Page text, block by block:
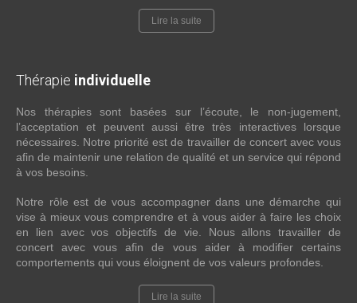
Lire la suite
Thérapie individuelle
Nos thérapies sont basées sur l’écoute, le non-jugement,
l’acceptation et peuvent aussi être très interactives lorsque
nécessaires. Notre priorité est de travailler de concert avec vous
afin de maintenir une relation de qualité et un service qui répond
à vos besoins.
Notre rôle est de vous accompagner dans une démarche qui
vise à mieux vous comprendre et à vous aider à faire les choix
en lien avec vos objectifs de vie. Nous allons travailler de
concert avec vous afin de vous aider à modifier certains
comportements qui vous éloignent de vos valeurs profondes.
Lire la suite